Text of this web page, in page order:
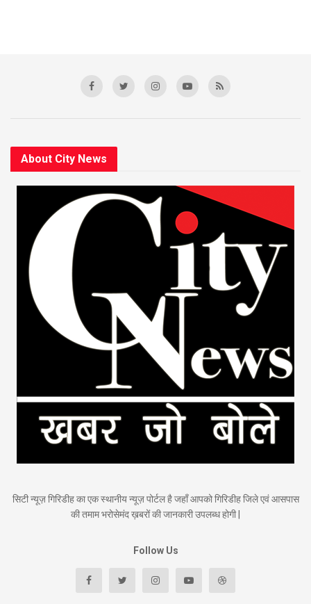
About City News
सिटी न्यूज़ गिरिडीह का एक स्थानीय न्यूज़ पोर्टल है जहाँ आपको गिरिडीह जिले एवं आसपास
की तमाम भरोसेमंद ख़बरों की जानकारी उपलब्ध होगी |
Follow Us